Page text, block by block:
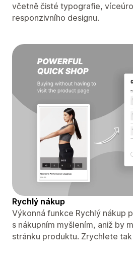
včetně čisté typografie,
responzivního designu.
Rychlý nákup
Výkonná funkce Rychlý nákup
s nákupním myšlením, aniž by
stránku produktu. Zrychlete